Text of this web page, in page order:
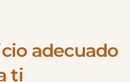
adecuado
ti